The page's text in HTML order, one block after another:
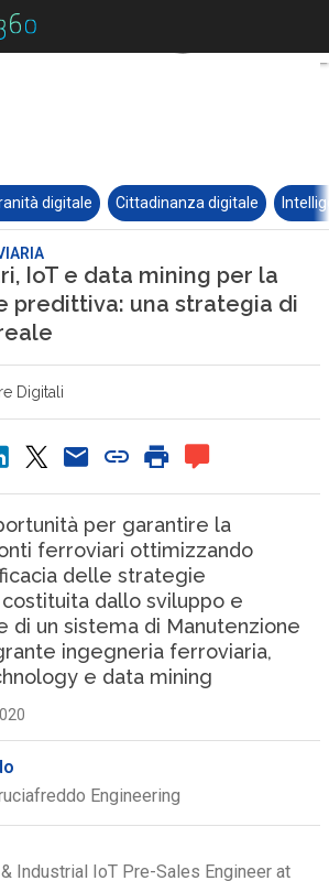
digitale Cittadinanza digitale
IoT e data mining per la
predittiva: una strategia di
Digitali
per garantire la
ferroviari ottimizzando
delle strategie
dallo sviluppo e
di un sistema di Manutenzione
ingegneria ferroviaria,
e data mining
Engineering
Industrial IoT Pre-Sales Engineer at